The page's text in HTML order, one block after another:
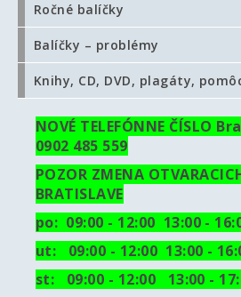
Ročné balíčky
Balíčky – problémy
Knihy, CD, DVD, plagáty,
NOVÉ TELEFÓNNE ČÍSLO
0902 485 559
POZOR ZMENA
BRATISLAVE
po: 09:00 - 12:00 13:00 -
ut: 09:00 - 12:00 13:00 -
st: 09:00 - 12:00 13:00 -